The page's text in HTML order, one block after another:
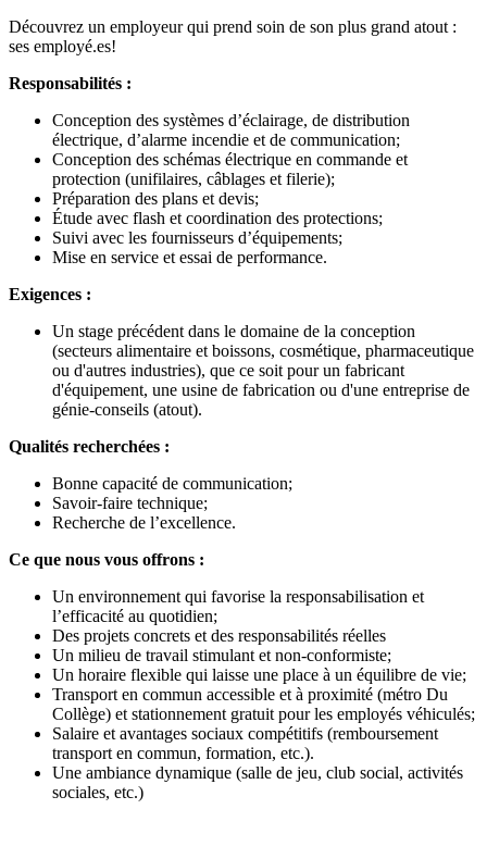
Découvrez un employeur qui prend soin de son plus grand atout :
ses employé.es!
Responsabilités :
Conception des systèmes d’éclairage, de distribution
électrique, d’alarme incendie et de communication;
Conception des schémas électrique en commande et
protection (unifilaires, câblages et filerie);
Préparation des plans et devis;
Étude avec flash et coordination des protections;
Suivi avec les fournisseurs d’équipements;
Mise en service et essai de performance.
Exigences :
Un stage précédent dans le domaine de la conception
(secteurs alimentaire et boissons, cosmétique, pharmaceutique
ou d'autres industries), que ce soit pour un fabricant
d'équipement, une usine de fabrication ou d'une entreprise de
génie-conseils (atout).
Qualités recherchées :
Bonne capacité de communication;
Savoir-faire technique;
Recherche de l’excellence.
Ce que nous vous offrons :
Un environnement qui favorise la responsabilisation et
l’efficacité au quotidien;
Des projets concrets et des responsabilités réelles
Un milieu de travail stimulant et non-conformiste;
Un horaire flexible qui laisse une place à un équilibre de vie;
Transport en commun accessible et à proximité (métro Du
Collège) et stationnement gratuit pour les employés véhiculés;
Salaire et avantages sociaux compétitifs (remboursement
transport en commun, formation, etc.).
Une ambiance dynamique (salle de jeu, club social, activités
sociales, etc.)